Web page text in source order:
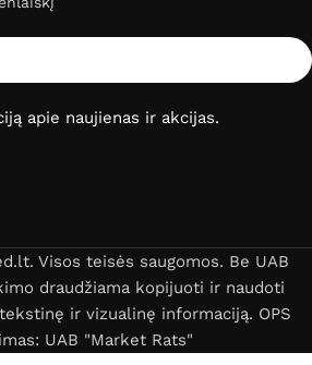
apie naujienas ir akcijas.
Visos teisės saugomos. Be UAB
draudžiama kopijuoti ir naudoti
ir vizualinę informaciją. OPS
UAB "Market Rats"